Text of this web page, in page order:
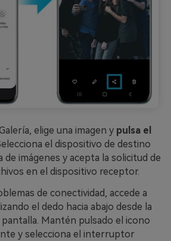
elige una imagen y pulsa el
el dispositivo de destino
de imágenes y acepta la solicitud de
en el dispositivo receptor.
de conectividad, accede a
el dedo hacia abajo desde la
Mantén pulsado el icono
y selecciona el interruptor